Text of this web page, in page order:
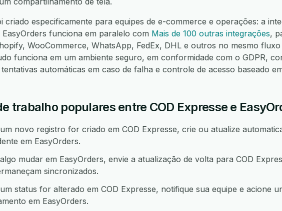
criado especificamente para equipes de e-commerce e operações: a
EasyOrders funciona em paralelo com Mais de 100 outras integrações,
WooCommerce, WhatsApp, FedEx, DHL e outros no mesmo
funciona em um ambiente seguro, em conformidade com o GDPR,
automáticas em caso de falha e controle de acesso baseado
trabalho populares entre COD Expresse e
novo registro for criado em COD Expresse, crie ou atualize
em EasyOrders.
mudar em EasyOrders, envie a atualização de volta para COD
sincronizados.
status for alterado em COD Expresse, notifique sua equipe e acione
em EasyOrders.